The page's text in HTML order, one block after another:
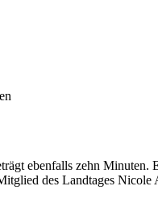
ebenfalls zehn
des Landtages Nicole